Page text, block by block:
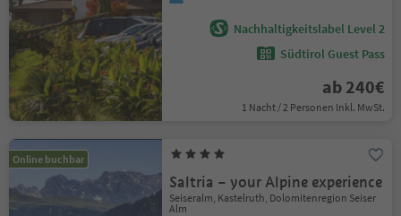
Nachhaltigkeitslabel Level 2
Südtirol Guest Pass
ab 240€
1 Nacht / 2 Personen Inkl. MwSt.
Online buchbar
Saltria – your Alpine experience
Seiseralm, Kastelruth, Dolomitenregion Seiser
Alm